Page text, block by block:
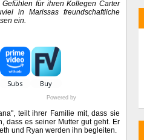
für ihren Kollegen Carter
in Marissas freundschaftliche
ein.
Powered by
teilt ihrer Familie mit, dass sie
dass es seiner Mutter gut geht. Er
und Ryan werden ihn begleiten.